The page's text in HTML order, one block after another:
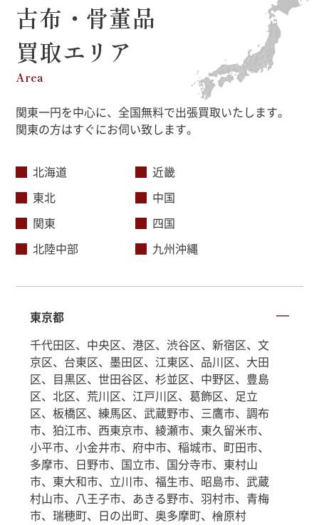
古布・骨董品
買取エリア
Area
関東一円を中心に、全国無料で出張買取いたします。
関東の方はすぐにお伺い致します。
北海道
東北
関東
北陸中部
近畿
中国
四国
九州沖縄
東京都
千代田区、中央区、港区、渋谷区、新宿区、文
京区、台東区、墨田区、江東区、品川区、大田
区、目黒区、世田谷区、杉並区、中野区、豊島
区、北区、荒川区、江戸川区、葛飾区、足立
区、板橋区、練馬区、武蔵野市、三鷹市、調布
市、狛江市、西東京市、綾瀬市、東久留米市、
小平市、小金井市、府中市、稲城市、町田市、
多摩市、日野市、国立市、国分寺市、東村山
市、東大和市、立川市、福生市、昭島市、武蔵
村山市、八王子市、あきる野市、羽村市、青梅
市、瑞穂町、日の出町、奥多摩町、檜原村